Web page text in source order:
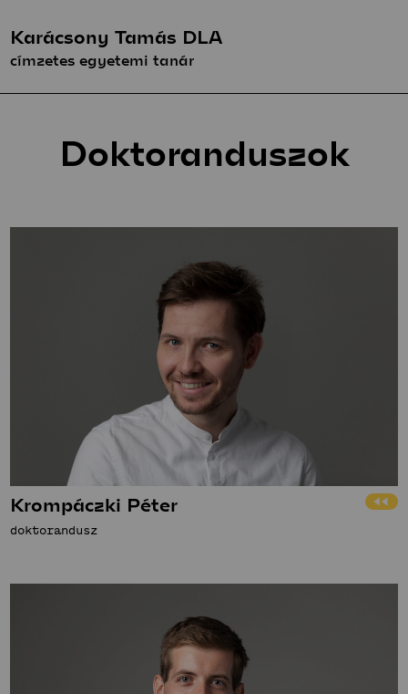
Karácsony Tamás DLA
címzetes egyetemi tanár
Doktoranduszok
Krompáczki Péter
doktorandusz